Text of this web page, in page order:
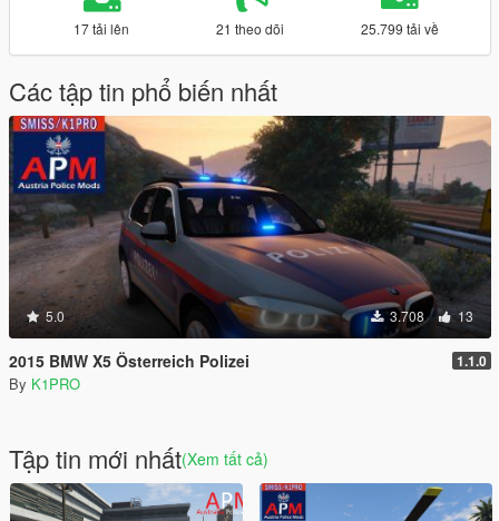
17 tải lên 21 theo dõi 25.799 tải về
Các tập tin phổ biến nhất
5.0 3.708 13
2015 BMW X5 Österreich Polizei 1.1.0
By K1PRO
Tập tin mới nhất(Xem tất cả)